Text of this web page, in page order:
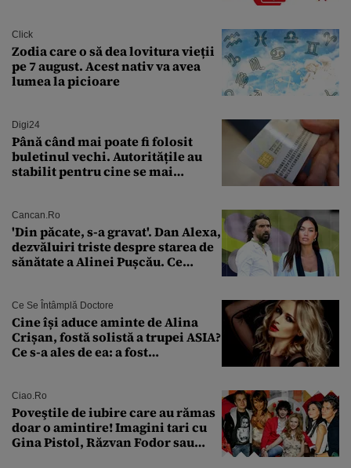
Click
Zodia care o să dea lovitura vieții
pe 7 august. Acest nativ va avea
lumea la picioare
Digi24
Până când mai poate fi folosit
buletinul vechi. Autoritățile au
stabilit pentru cine se mai
Cancan.ro
'Din păcate, s-a gravat'. Dan Alexa,
dezvăluiri triste despre starea de
sănătate a Alinei Pușcău. Ce
Ce Se Întâmplă Doctore
Cine își aduce aminte de Alina
Crișan, fostă solistă a trupei ASIA?
Ce s-a ales de ea: a fost
Ciao.ro
Poveştile de iubire care au rămas
doar o amintire! Imagini tari cu
Gina Pistol, Răzvan Fodor sau